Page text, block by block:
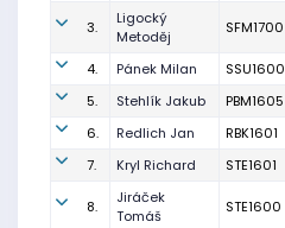
3.
Ligocký
Metoděj
SFM1700
4. Pánek Milan SSU1600
5.
Stehlík Jakub PBM1605
6.
Redlich Jan RBK1601
7.
Kryl Richard STE1601
8.
Jiráček
Tomáš
STE1600